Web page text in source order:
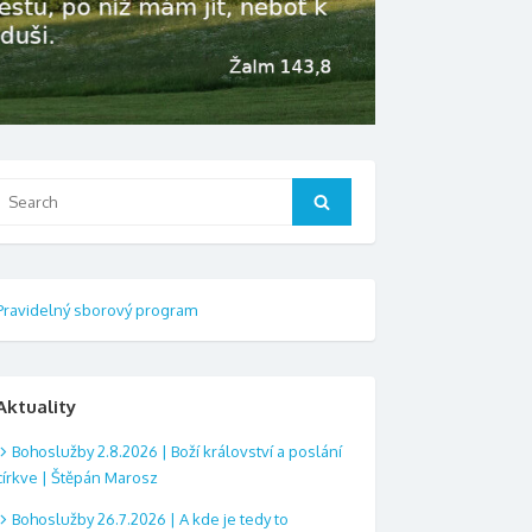
Search
sborový program
Bohoslužby 2.8.2026 | Boží království a poslání
| Štěpán Marosz
Bohoslužby 26.7.2026 | A kde je tedy to